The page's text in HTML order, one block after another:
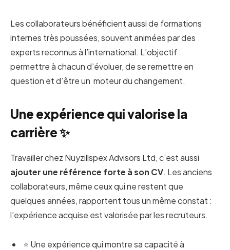
Les collaborateurs bénéficient aussi de formations
internes très poussées, souvent animées par des
experts reconnus à l’international. L’objectif :
permettre à chacun d’évoluer, de se remettre en
question et d’être un moteur du changement.
Une expérience qui valorise la
carrière ✨
Travailler chez Nuyzillspex Advisors Ltd, c’est aussi
ajouter une référence forte à son CV. Les anciens
collaborateurs, même ceux qui ne restent que
quelques années, rapportent tous un même constat :
l’expérience acquise est valorisée par les recruteurs.
⭐ Une expérience qui montre sa capacité à